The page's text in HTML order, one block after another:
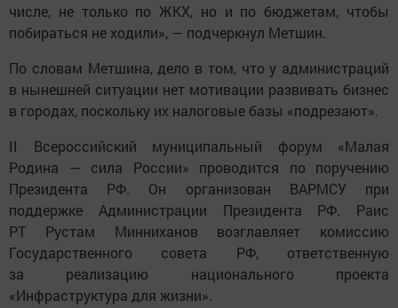
числе, не только по ЖКХ, но и по бюджетам, чтобы
побираться не ходили», — подчеркнул Метшин.
По словам Метшина, дело в том, что у администраций
в нынешней ситуации нет мотивации развивать бизнес
в городах, поскольку их налоговые базы «подрезают».
II Всероссийский муниципальный форум «Малая
Родина — сила России» проводится по поручению
Президента РФ. Он организован ВАРМСУ при
поддержке Администрации Президента РФ. Раис
РТ Рустам Минниханов возглавляет комиссию
Государственного совета РФ, ответственную
за реализацию национального проекта
«Инфраструктура для жизни».